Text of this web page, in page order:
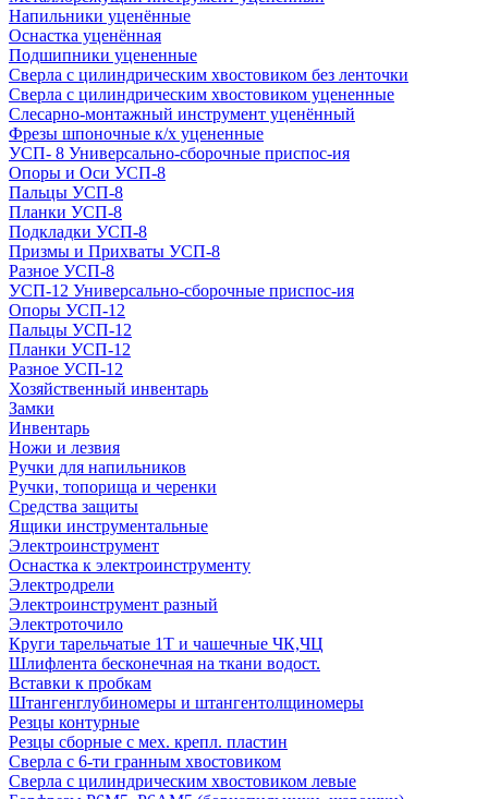
Напильники уценённые
Оснастка уценённая
Подшипники уцененные
Сверла с цилиндрическим хвостовиком без ленточки
Сверла с цилиндрическим хвостовиком уцененные
Слесарно-монтажный инструмент уценённый
Фрезы шпоночные к/х уцененные
УСП- 8 Универсально-сборочные приспос-ия
Опоры и Оси УСП-8
Пальцы УСП-8
Планки УСП-8
Подкладки УСП-8
Призмы и Прихваты УСП-8
Разное УСП-8
УСП-12 Универсально-сборочные приспос-ия
Опоры УСП-12
Пальцы УСП-12
Планки УСП-12
Разное УСП-12
Хозяйственный инвентарь
Замки
Инвентарь
Ножи и лезвия
Ручки для напильников
Ручки, топорища и черенки
Средства защиты
Ящики инструментальные
Электроинструмент
Оснастка к электроинструменту
Электродрели
Электроинструмент разный
Электроточило
Круги тарельчатые 1Т и чашечные ЧК,ЧЦ
Шлифлента бесконечная на ткани водост.
Вставки к пробкам
Штангенглубиномеры и штангентолщиномеры
Резцы контурные
Резцы сборные с мех. крепл. пластин
Сверла с 6-ти гранным хвостовиком
Сверла с цилиндрическим хвостовиком левые